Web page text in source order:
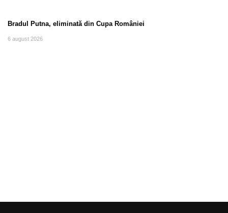
Bradul Putna, eliminată din Cupa României
6 august 2026